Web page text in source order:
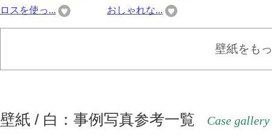
ロスを使っ...
おしゃれな...
壁紙をも
壁紙 / 白：事例写真参考一覧 Case gallery